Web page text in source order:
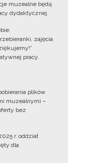
muzealne będą
dydaktycznej.
zajęcia
pracy.
plików
muzealnymi –
bez
r. oddział
dla